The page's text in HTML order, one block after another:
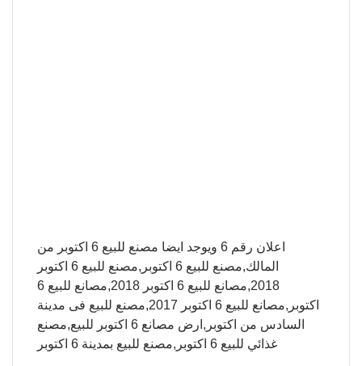
اعلان رقم 6 ويوجد ايضا مصنع للبيع 6 اكتوبر من
المالك,مصنع للبيع 6 اكتوبر,مصنع للبيع 6 اكتوبر
2018,مصانع للبيع 6 اكتوبر 2018,مصانع للبيع 6
اكتوبر,مصانع للبيع 6 اكتوبر 2017,مصنع للبيع فى مدينة
السادس من اكتوبر,ارض مصانع 6 اكتوبر للبيع,مصنع
غذائي للبيع 6 اكتوبر,مصنع للبيع بمدينة 6 اكتوبر